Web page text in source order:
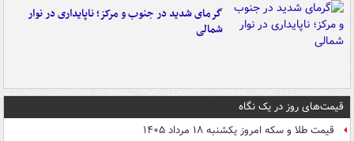
گرمای شدید در جنوب و مرکز؛ ناپایداری در نوار
شمالی
قیمت‌های روز در یک نگاه
قیمت طلا و سکه امروز یکشنبه ۱۸ مرداد ۱۴۰۵